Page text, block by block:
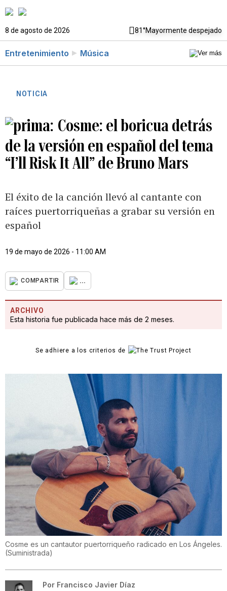
8 de agosto de 2026 81°Mayormente despejado
Entretenimiento Música
NOTICIA
Cosme: el boricua detrás
de la versión en español del tema
“I’ll Risk It All” de Bruno Mars
El éxito de la canción llevó al cantante con
raíces puertorriqueñas a grabar su versión en
español
19 de mayo de 2026 - 11:00 AM
COMPARTIR ...
ARCHIVO
Esta historia fue publicada hace más de 2 meses.
Se adhiere a los criterios de
Cosme es un cantautor puertorriqueño radicado en Los Ángeles.
(Suministrada)
Por Francisco Javier Díaz